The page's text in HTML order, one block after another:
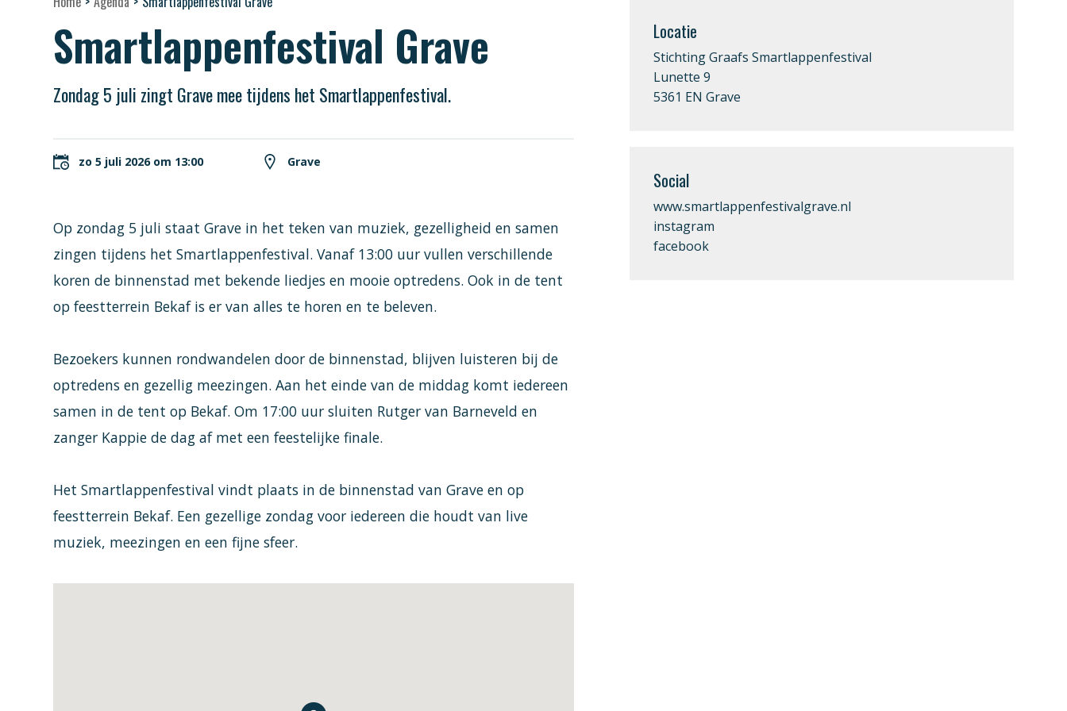
Smartlappenfestival Grave
Zondag 5 juli zingt Grave mee tijdens het Smartlappenfestival.
zo 5 juli 2026 om 13:00 Grave
Op zondag 5 juli staat Grave in het teken van muziek, gezelligheid en samen
zingen tijdens het Smartlappenfestival. Vanaf 13:00 uur vullen verschillende
koren de binnenstad met bekende liedjes en mooie optredens. Ook in de tent
op feestterrein Bekaf is er van alles te horen en te beleven.
Bezoekers kunnen rondwandelen door de binnenstad, blijven luisteren bij de
optredens en gezellig meezingen. Aan het einde van de middag komt iedereen
samen in de tent op Bekaf. Om 17:00 uur sluiten Rutger van Barneveld en
zanger Kappie de dag af met een feestelijke finale.
Het Smartlappenfestival vindt plaats in de binnenstad van Grave en op
feestterrein Bekaf. Een gezellige zondag voor iedereen die houdt van live
muziek, meezingen en een fijne sfeer.
Locatie
Stichting Graafs Smartlappenfestival
Lunette 9
5361 EN Grave
Social
www.smartlappenfestivalgrave.nl
instagram
facebook